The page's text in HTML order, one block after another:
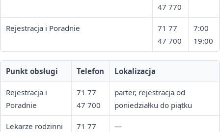
47 770
Rejestracja i Poradnie
71 77
47 700
7:00
19:00
Punkt obsługi Telefon Lokalizacja
Rejestracja i
Poradnie
71 77
47 700
parter, rejestracja od
poniedziałku do piątku
Lekarze rodzinni
71 77
—